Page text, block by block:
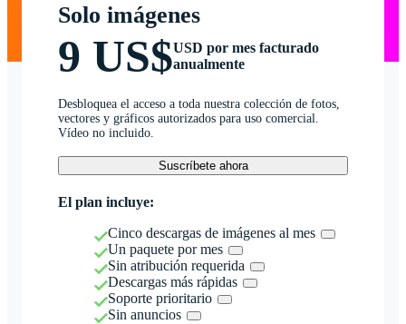
Solo imágenes
9 US$USD por mes facturado
anualmente
Desbloquea el acceso a toda nuestra colección de fotos,
vectores y gráficos autorizados para uso comercial.
Vídeo no incluido.
Suscríbete ahora
El plan incluye:
Cinco descargas de imágenes al mes
Un paquete por mes
Sin atribución requerida
Descargas más rápidas
Soporte prioritario
Sin anuncios